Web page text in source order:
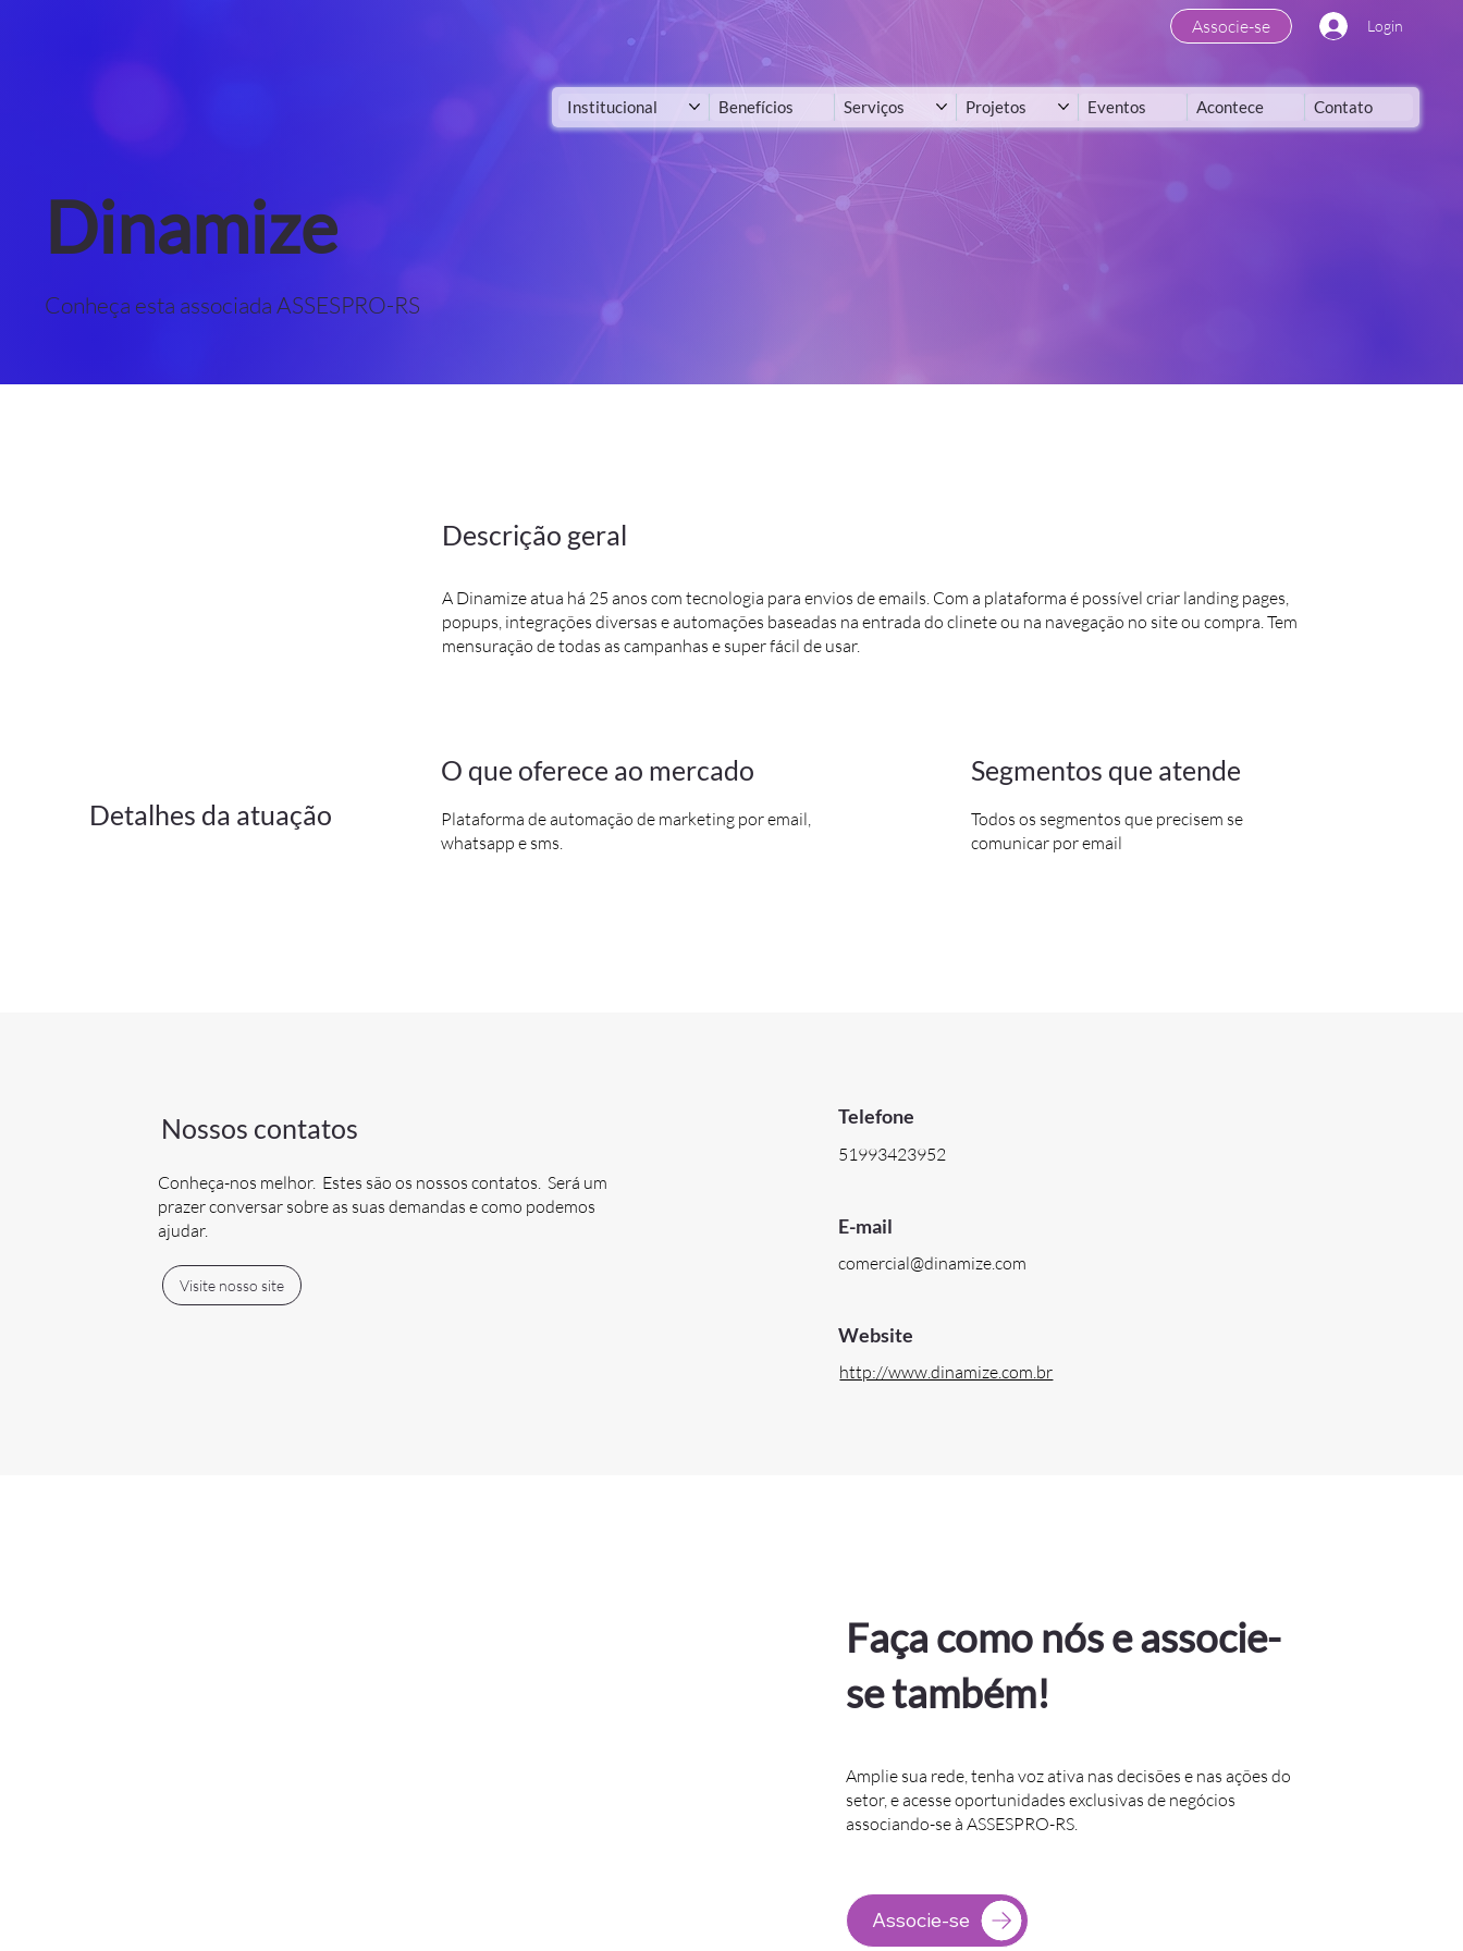
Associe-se Login
Institucional Benefícios Serviços Projetos Eventos Acontece Contato
Descrição geral
A Dinamize atua há 25 anos com tecnologia para envios de emails. Com a plataforma é possível criar landing pages,
popups, integrações diversas e automações baseadas na entrada do clinete ou na navegação no site ou compra. Tem
mensuração de todas as campanhas e super fácil de usar.
Detalhes da atuação
O que oferece ao mercado
Plataforma de automação de marketing por email,
whatsapp e sms.
Segmentos que atende
Todos os segmentos que precisem se
comunicar por email
Dinamize
Conheça esta associada ASSESPRO-RS
Nossos contatos
Conheça-nos melhor. Estes são os nossos contatos. Será um
prazer conversar sobre as suas demandas e como podemos
ajudar.
Visite nosso site
Telefone
51993423952
E-mail
comercial@dinamize.com
Website
http://www.dinamize.com.br
Faça como nós e associe-
se também!
Amplie sua rede, tenha voz ativa nas decisões e nas ações do
setor, e acesse oportunidades exclusivas de negócios
associando-se à ASSESPRO-RS.
Associe-se